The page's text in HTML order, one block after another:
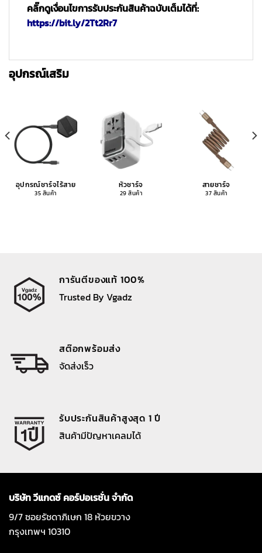
คลิ๊กดูเงื่อนไขการรับประกันสินค้าฉบับเต็มได้ที่:
https://bit.ly/2Tt2Rr7
อุปกรณ์เสริม
อุปกรณ์ชาร์จไร้สาย
35 สินค้า
หัวชาร์จ
29 สินค้า
สายชาร์จ
37 สินค้า
การันตีของแท้ 100%
Trusted By Vgadz
สต๊อกพร้อมส่ง
จัดส่งเร็ว
รับประกันสินค้าสูงสุด 1 ปี
สินค้ามีปัญหาเคลมได้
บริษัท วีแกดซ์ คอร์ปอเรชั่น จำกัด
9/7 ซอยรัชดาภิเษก 18 ห้วยขวาง
กรุงเทพฯ 10310